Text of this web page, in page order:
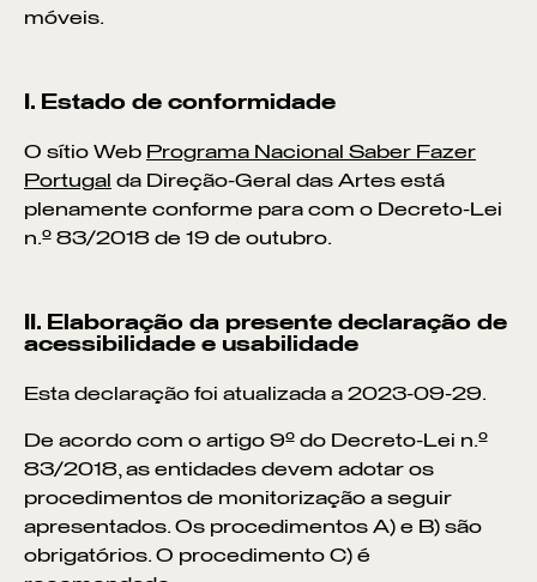
móveis.
I. Estado de conformidade
O sítio Web Programa Nacional Saber Fazer
Portugal da Direção-Geral das Artes está
plenamente conforme para com o Decreto-Lei
n.º 83/2018 de 19 de outubro.
II. Elaboração da presente declaração de
acessibilidade e usabilidade
Esta declaração foi atualizada a 2023-09-29.
De acordo com o artigo 9º do Decreto-Lei n.º
83/2018, as entidades devem adotar os
procedimentos de monitorização a seguir
apresentados. Os procedimentos A) e B) são
obrigatórios. O procedimento C) é